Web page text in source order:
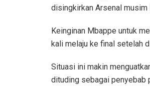
disingkirkan Arsenal musim
Keinginan Mbappe untuk
kali melaju ke final setelah
Situasi ini makin
dituding sebagai penyebab